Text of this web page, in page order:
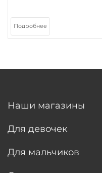
Подробнее
Наши магазины
Для девочек
Для мальчиков